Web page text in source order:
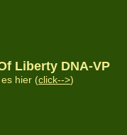
Liberty DNA-VP
hier (click-->)